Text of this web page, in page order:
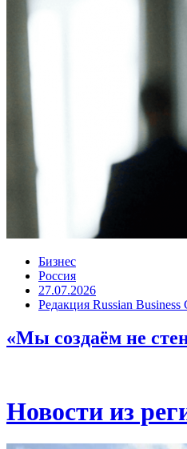
Бизнес
Россия
27.07.2026
Редакция Russian Business
«Мы создаём не
Новости из